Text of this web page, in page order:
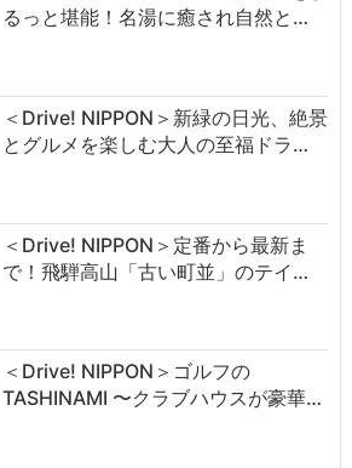
るっと堪能！名湯に癒され自然と…
＜Drive! NIPPON＞新緑の日光、絶景
とグルメを楽しむ大人の至福ドラ…
＜Drive! NIPPON＞定番から最新ま
で！飛騨高山「古い町並」のテイ…
＜Drive! NIPPON＞ゴルフの
TASHINAMI 〜クラブハウスが豪華…